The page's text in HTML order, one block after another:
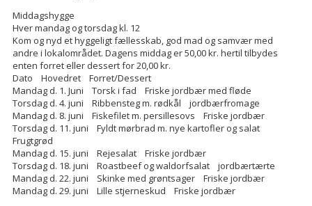
Middagshygge
Hver mandag og torsdag kl. 12
Kom og nyd et hyggeligt fællesskab, god mad og samvær med
andre i lokalområdet. Dagens middag er 50,00 kr. hertil tilbydes
enten forret eller dessert for 20,00 kr.
Dato Hovedret Forret/Dessert
Mandag d. 1. Juni Torsk i fad Friske jordbær med fløde
Torsdag d. 4. juni Ribbensteg m. rødkål jordbærfromage
Mandag d. 8. juni Fiskefilet m. persillesovs Friske jordbær
Torsdag d. 11. juni Fyldt mørbrad m. nye kartofler og salat
Frugtgrød
Mandag d. 15. juni Rejesalat Friske jordbær
Torsdag d. 18. juni Roastbeef og waldorfsalat jordbærtærte
Mandag d. 22. juni Skinke med grøntsager Friske jordbær
Mandag d. 29. juni Lille stjerneskud Friske jordbær